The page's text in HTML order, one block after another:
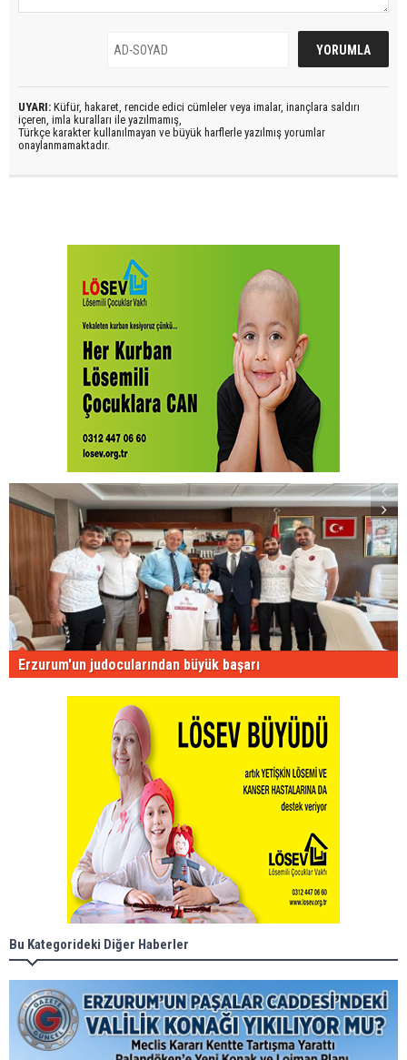
UYARI: Küfür, hakaret, rencide edici cümleler veya imalar, inançlara saldırı
içeren, imla kuralları ile yazılmamış,
Türkçe karakter kullanılmayan ve büyük harflerle yazılmış yorumlar
onaylanmamaktadır.
Erzurum'un judocularından büyük başarı
Bu Kategorideki Diğer Haberler